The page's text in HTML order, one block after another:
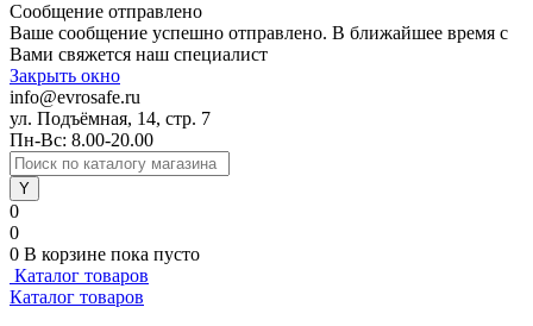
Сообщение отправлено
Ваше сообщение успешно отправлено. В ближайшее время с
Вами свяжется наш специалист
Закрыть окно
info@evrosafe.ru
ул. Подъёмная, 14, стр. 7
Пн-Вс: 8.00-20.00
0
0
0 В корзине пока пусто
Каталог товаров
Каталог товаров